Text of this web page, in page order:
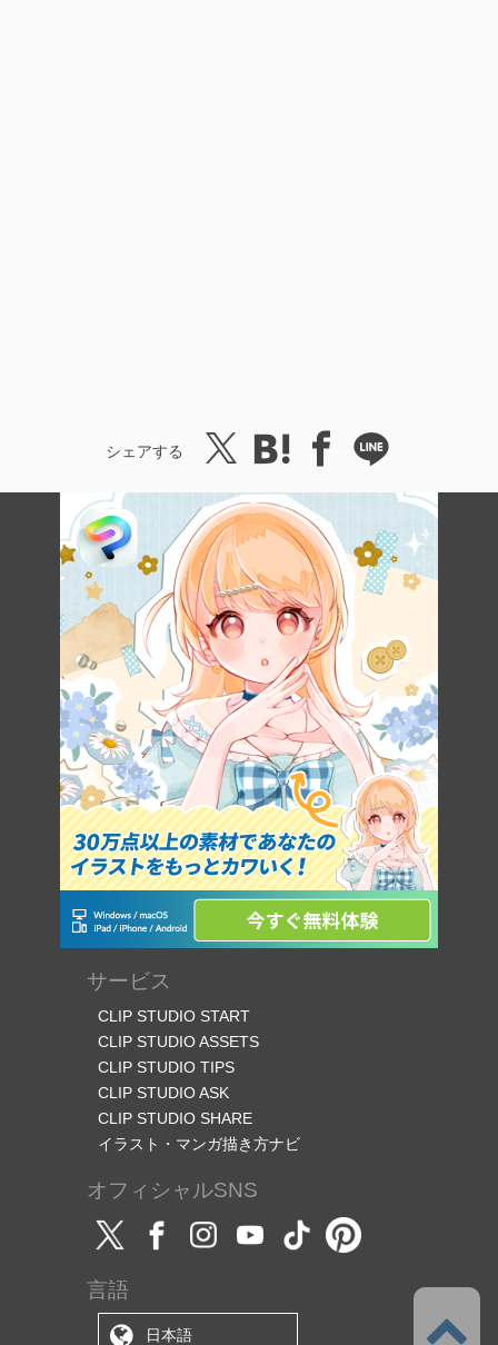
シェアする
サービス
CLIP STUDIO START
CLIP STUDIO ASSETS
CLIP STUDIO TIPS
CLIP STUDIO ASK
CLIP STUDIO SHARE
イラスト・マンガ描き方ナビ
オフィシャルSNS
言語
日本語